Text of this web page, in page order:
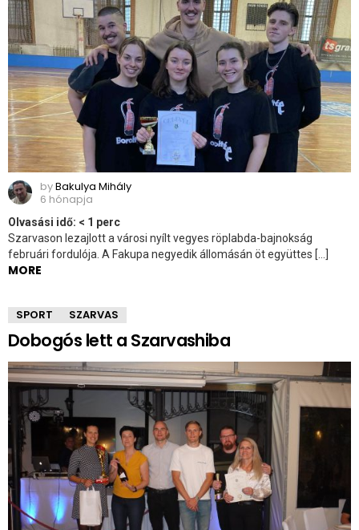
byBakulya Mihály
6 hónapja
Olvasási idő: < 1 perc
Szarvason lezajlott a városi nyílt vegyes röplabda-bajnokság
februári fordulója. A Fakupa negyedik állomásán öt együttes […]
MORE
SPORT SZARVAS
Dobogós lett a Szarvashiba